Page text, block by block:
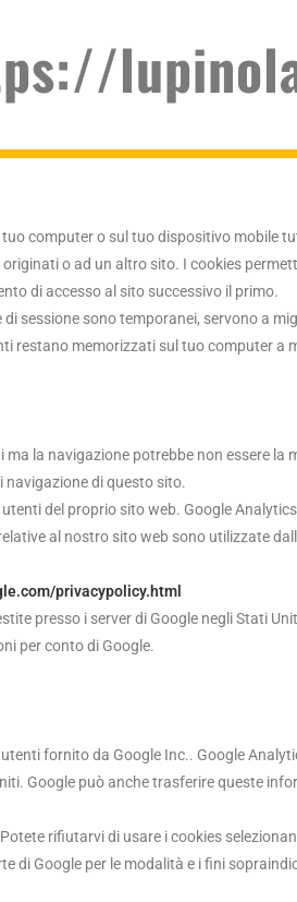
computer o sul tuo dispositivo mobile
o ad un altro sito. I cookies
di accesso al sito successivo il primo.
sessione sono temporanei, servono a
memorizzati sul tuo computer a
la navigazione potrebbe non essere la
navigazione di questo sito.
del proprio sito web. Google
al nostro sito web sono utilizzate
privacypolicy.html
presso i server di Google negli Stati
per conto di Google.
fornito da Google Inc.. Google
Google può anche trasferire queste
rifiutarvi di usare i cookies
di Google per le modalità e i fini